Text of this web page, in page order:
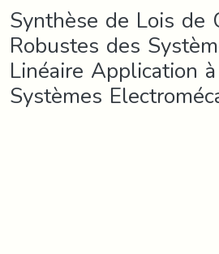
Synthèse de Lois de
Robustes des
Linéaire Application
Systèmes